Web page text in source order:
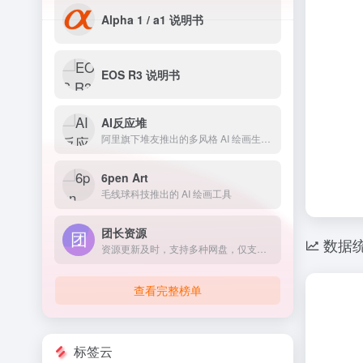
数据
Alpha 1 / a1 说明书
EOS R3 说明书
AI反应堆
6pen Art
毛线球科技推出的 AI 绘画工具
团长资源
查看完整榜单
标签云